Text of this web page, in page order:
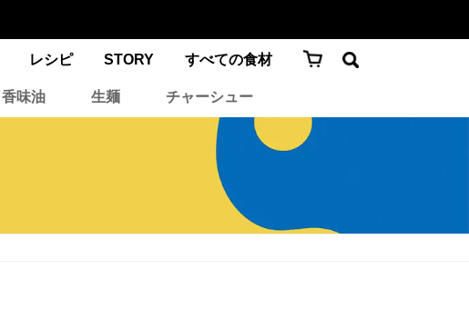
レシピ STORY すべての食材
香味油 生麺 チャーシュー